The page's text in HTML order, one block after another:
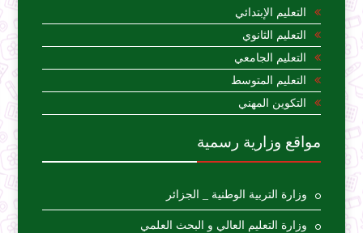
التعليم الإبتدائي
التعليم الثانوي
التعليم الجامعي
التعليم المتوسط
التكوين المهني
مواقع وزارية رسمية
وزارة التربية الوطنية _ الجزائر
وزارة التعليم العالي و البحث العلمي